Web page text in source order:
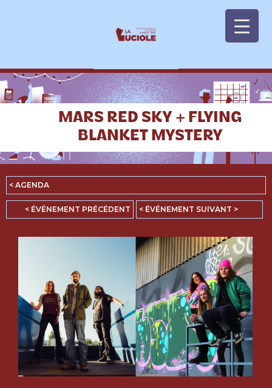
MARS RED SKY + FLYING
BLANKET MYSTERY
< AGENDA
< ÉVÉNEMENT PRÉCÉDENT < ÉVÉNEMENT SUIVANT >